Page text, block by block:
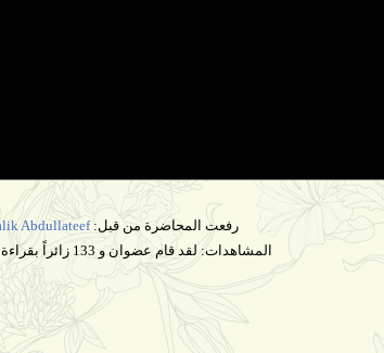
رفعت المحاضرة من قبل:Abdullateef
المشاهدات: لقد قام عضوان و 133 زائراً بقراءة هذه المحاضرة